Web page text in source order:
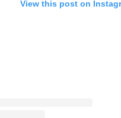
View this post on